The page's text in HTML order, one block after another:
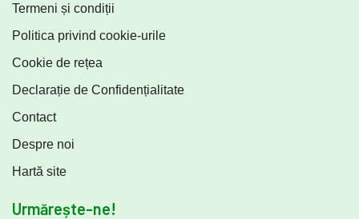
Termeni și condiții
Politica privind cookie-urile
Cookie de rețea
Declarație de Confidențialitate
Contact
Despre noi
Hartă site
Urmărește-ne!